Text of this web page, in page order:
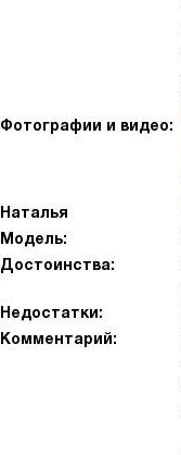
Фотографии и видео:
Наталья
Модель:
Достоинства:
Недостатки:
Комментарий: